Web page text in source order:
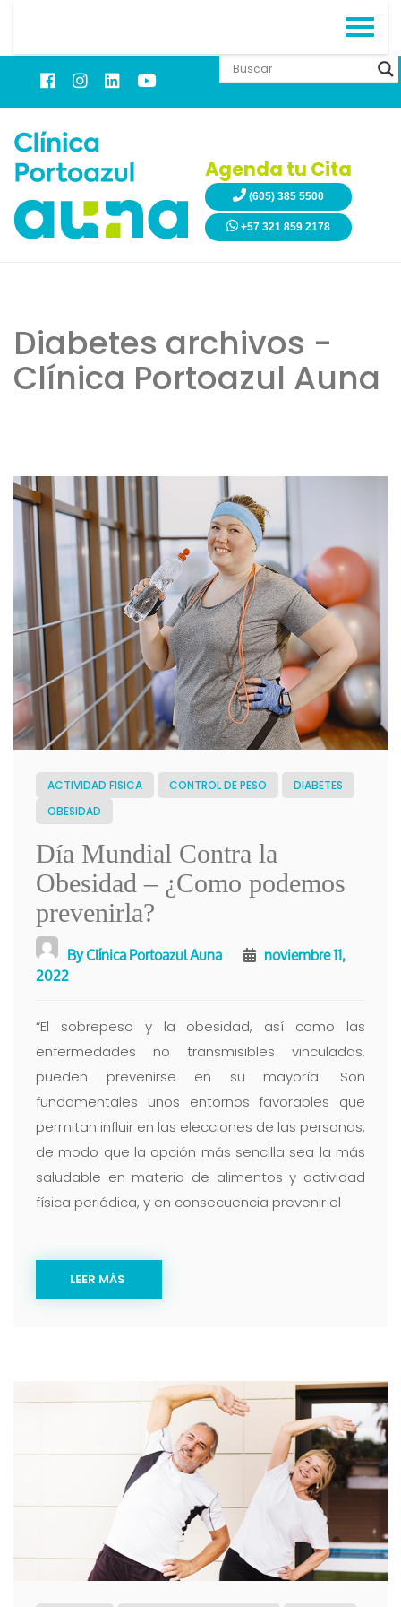
Agenda tu Cita
(605) 385 5500
+57 321 859 2178
Diabetes archivos -
Clínica Portoazul Auna
ACTIVIDAD FISICA CONTROL DE PESO
DIABETES
OBESIDAD
Día Mundial Contra la
Obesidad – ¿Como podemos
prevenirla?
ByClínica Portoazul Auna noviembre 11,
2022
“El sobrepeso y la obesidad, así como las
enfermedades no transmisibles vinculadas,
pueden prevenirse en su mayoría. Son
fundamentales unos entornos favorables que
permitan influir en las elecciones de las personas,
de modo que la opción más sencilla sea la más
saludable en materia de alimentos y actividad
física periódica, y en consecuencia prevenir el
LEER MÁS